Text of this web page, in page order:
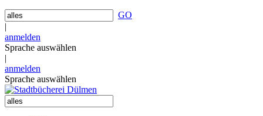
GO
|
anmelden
Sprache auswählen
|
anmelden
Sprache auswählen